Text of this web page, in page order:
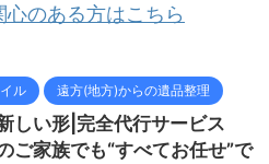
のある方はこちら
ル 遠方(地方)からの遺品整理
しい形|完全代行サービス
ご家族でも“すべてお任せ”で